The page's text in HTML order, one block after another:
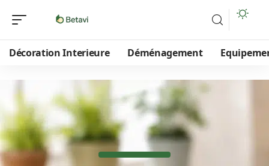
Décoration Interieure Déménagement